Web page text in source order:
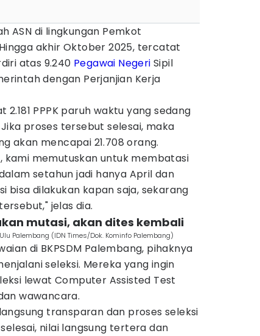
ASN di lingkungan Pemkot
akhir Oktober 2025, tercatat
atas 9.240 Pegawai Negeri Sipil
dengan Perjanjian Kerja
PPPK paruh waktu yang sedang
proses tersebut selesai, maka
akan mencapai 21.708 orang.
kami memutuskan untuk membatasi
setahun jadi hanya April dan
bisa dilakukan kapan saja, sekarang
jelas dia.
mutasi, akan dites kembali
Palembang (IDN Times/Dok. Kominfo Palembang)
di BKPSDM Palembang, pihaknya
seleksi. Mereka yang ingin
lewat Computer Assisted Test
wawancara.
transparan dan proses seleksi
nilai langsung tertera dan